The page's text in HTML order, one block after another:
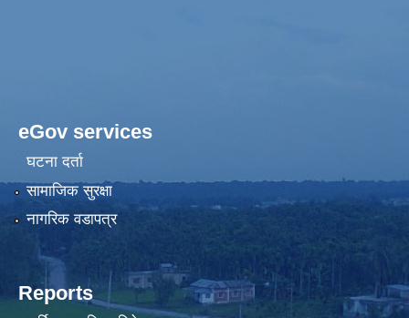
eGov services
घटना दर्ता
सामाजिक सुरक्षा
नागरिक वडापत्र
Reports